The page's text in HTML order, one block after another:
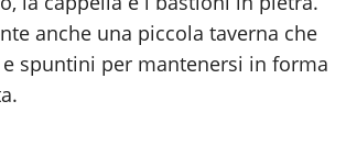
anche una piccola taverna che
e spuntini per mantenersi in forma